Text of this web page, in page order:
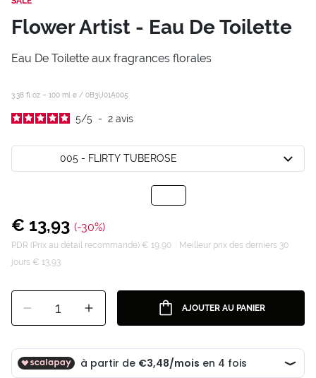
Flower Artist - Eau De Toilette
Eau De Toilette aux fragrances florales
3.38 fl oz – 100 ml e / 0B3U01A005
5/5 - 2 avis
005 - FLIRTY TUBEROSE
€ 13,93 (-30%)
PDR (Prix au détail recommandé) € 19,90
Meilleur prix des derniers 30
jours € 13,93
1 AJOUTER AU PANIER